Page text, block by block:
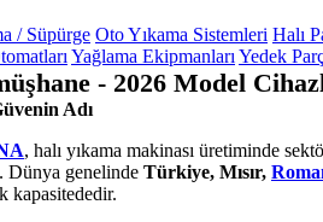
/ Süpürge Oto Yıkama Sistemleri Halı
Yağlama Ekipmanları Yedek
- 2026 Model
Adı
, halı yıkama makinası üretiminde
Dünya genelinde Türkiye, Mısır,
kapasitededir.